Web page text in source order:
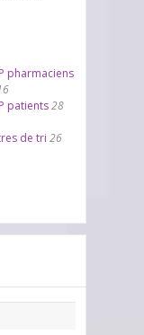
pharmaciens
patients28
de tri 26